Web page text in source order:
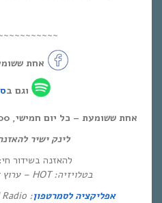
אחת
וגם ב
אחת ששומעת – כל יום חמישי, 12:00-14:00,
לינק ישיר
להאזנה בשידור חי:
בטלויזיה: HOT – ערוץ 87 | YES – ערוץ 71
אפליקציה לסמרטפון: Eol Radio (